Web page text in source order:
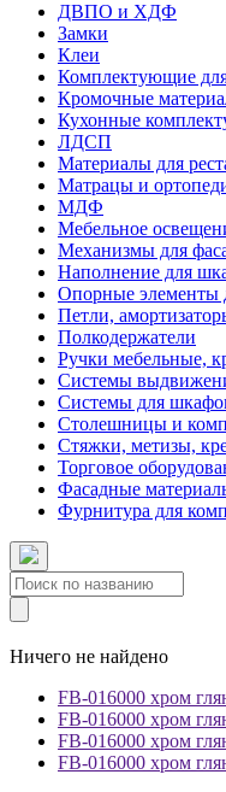
ДВПО и ХДФ
Замки
Клеи
Комплектующие для
Кромочные
Кухонные
ЛДСП
Материалы для
Матрацы и
МДФ
Мебельное
Механизмы для
Наполнение для
Опорные элементы
Петли,
Полкодержатели
Ручки мебельные,
Системы
Системы для
Столешницы и
Стяжки, метизы,
Торговое
Фасадные
Фурнитура для
Ничего не найдено
FB-016000 хром
FB-016000 хром
FB-016000 хром
FB-016000 хром